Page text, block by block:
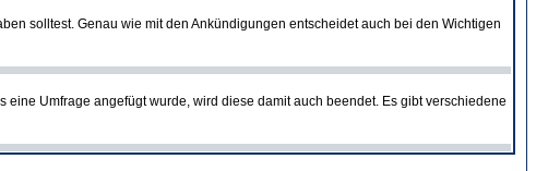
solltest. Genau wie mit den Ankündigungen entscheidet auch bei den Wichtigen
Umfrage angefügt wurde, wird diese damit auch beendet. Es gibt verschiedene